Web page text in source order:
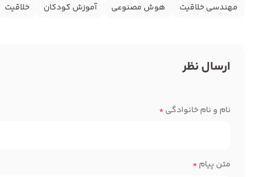
مهندسی خلاقیت هوش مصنوعی آموزش کودکان خلاقیت
ارسال نظر
نام و نام خانوادگی*
متن پیام*